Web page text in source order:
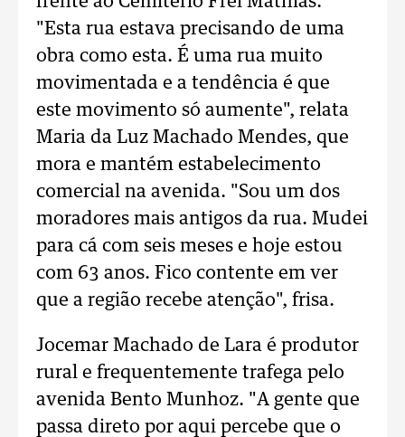
"Esta rua estava precisando de uma
obra como esta. É uma rua muito
movimentada e a tendência é que
este movimento só aumente", relata
Maria da Luz Machado Mendes, que
mora e mantém estabelecimento
comercial na avenida. "Sou um dos
moradores mais antigos da rua. Mudei
para cá com seis meses e hoje estou
com 63 anos. Fico contente em ver
que a região recebe atenção", frisa.
Jocemar Machado de Lara é produtor
rural e frequentemente trafega pelo
avenida Bento Munhoz. "A gente que
passa direto por aqui percebe que o